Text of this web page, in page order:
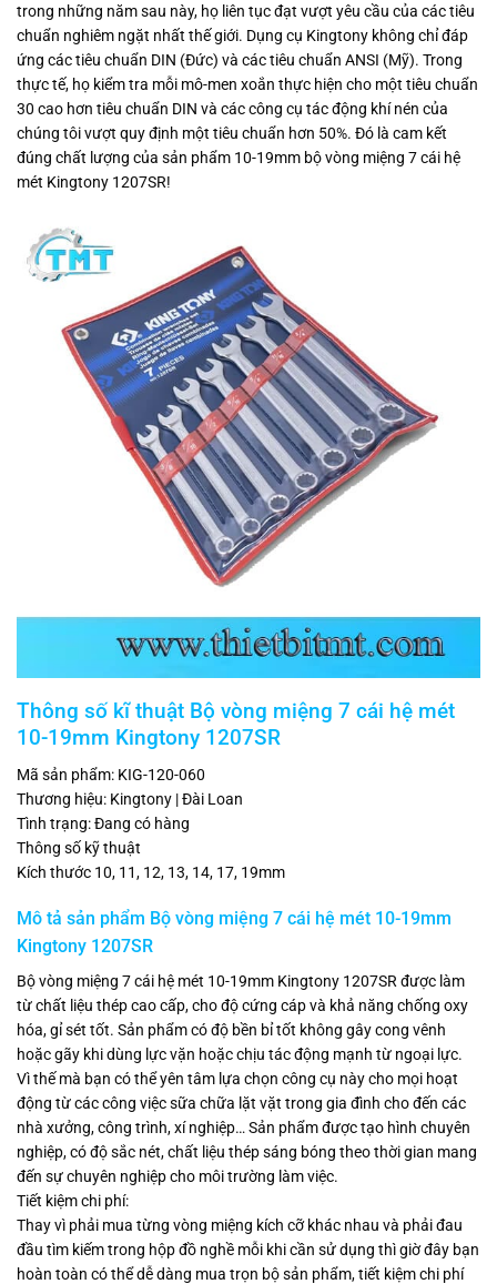
trong những năm sau này, họ liên tục đạt vượt yêu cầu của các tiêu
chuẩn nghiêm ngặt nhất thế giới. Dụng cụ Kingtony không chỉ đáp
ứng các tiêu chuẩn DIN (Đức) và các tiêu chuẩn ANSI (Mỹ). Trong
thực tế, họ kiểm tra mỗi mô-men xoắn thực hiện cho một tiêu chuẩn
30 cao hơn tiêu chuẩn DIN và các công cụ tác động khí nén của
chúng tôi vượt quy định một tiêu chuẩn hơn 50%. Đó là cam kết
đúng chất lượng của sản phẩm 10-19mm bộ vòng miệng 7 cái hệ
mét Kingtony 1207SR!
Thông số kĩ thuật Bộ vòng miệng 7 cái hệ mét
10-19mm Kingtony 1207SR
Mã sản phẩm: KIG-120-060
Thương hiệu: Kingtony | Đài Loan
Tình trạng: Đang có hàng
Thông số kỹ thuật
Kích thước 10, 11, 12, 13, 14, 17, 19mm
Mô tả sản phẩm Bộ vòng miệng 7 cái hệ mét 10-19mm
Kingtony 1207SR
Bộ vòng miệng 7 cái hệ mét 10-19mm Kingtony 1207SR được làm
từ chất liệu thép cao cấp, cho độ cứng cáp và khả năng chống oxy
hóa, gỉ sét tốt. Sản phẩm có độ bền bỉ tốt không gây cong vênh
hoặc gãy khi dùng lực vặn hoặc chịu tác động mạnh từ ngoại lực.
Vì thế mà bạn có thể yên tâm lựa chọn công cụ này cho mọi hoạt
động từ các công việc sữa chữa lặt vặt trong gia đình cho đến các
nhà xưởng, công trình, xí nghiệp… Sản phẩm được tạo hình chuyên
nghiệp, có độ sắc nét, chất liệu thép sáng bóng theo thời gian mang
đến sự chuyên nghiệp cho môi trường làm việc.
Tiết kiệm chi phí:
Thay vì phải mua từng vòng miệng kích cỡ khác nhau và phải đau
đầu tìm kiếm trong hộp đồ nghề mỗi khi cần sử dụng thì giờ đây bạn
hoàn toàn có thể dễ dàng mua trọn bộ sản phẩm, tiết kiệm chi phí